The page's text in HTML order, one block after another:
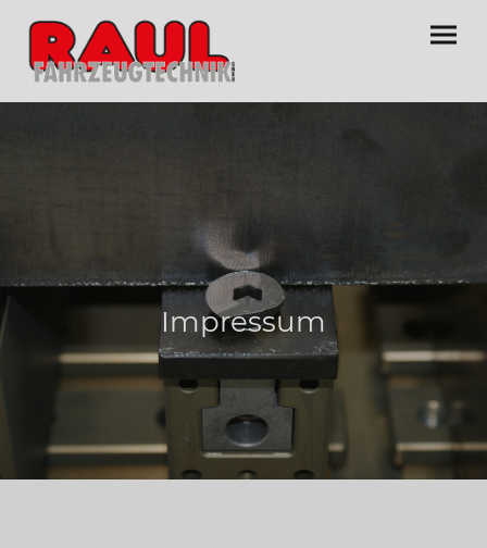
Impressum